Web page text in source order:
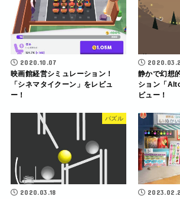
2020.10.07
映画館経営シミュレーション！
「シネマタイクーン」をレビュ
ー！
静かで幻想
ション「
ビュー！
パズル
2020.03.18